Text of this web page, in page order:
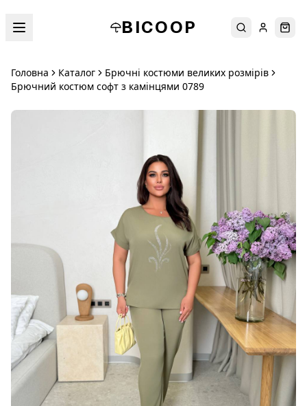
BICOOP ПошукУвійти
Головна Каталог
Брючні костюми великих розмірів
Брючний костюм софт з камінцями 0789